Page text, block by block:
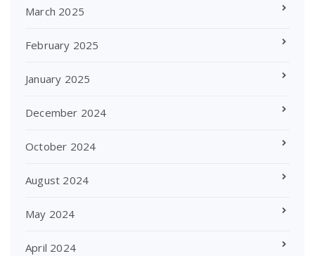
March 2025
February 2025
January 2025
December 2024
October 2024
August 2024
May 2024
April 2024